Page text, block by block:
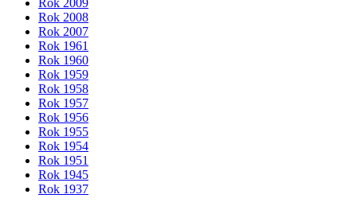
Rok 2009
Rok 2008
Rok 2007
Rok 1961
Rok 1960
Rok 1959
Rok 1958
Rok 1957
Rok 1956
Rok 1955
Rok 1954
Rok 1951
Rok 1945
Rok 1937